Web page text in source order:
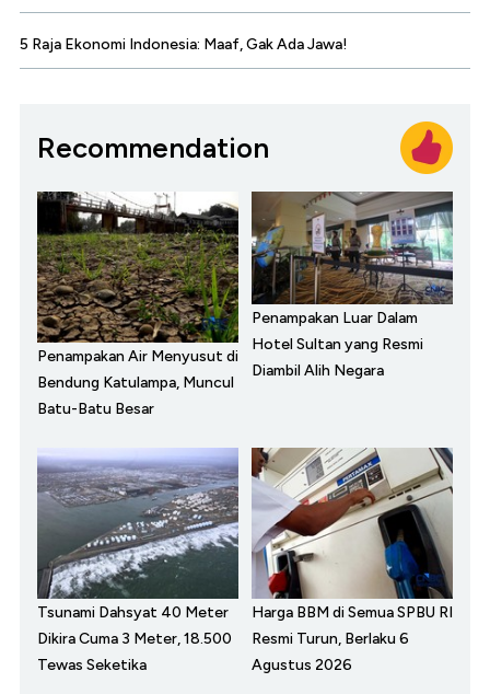
5 Raja Ekonomi Indonesia: Maaf, Gak Ada Jawa!
Recommendation
Penampakan Air Menyusut di
Bendung Katulampa, Muncul
Batu-Batu Besar
Penampakan Luar Dalam
Hotel Sultan yang Resmi
Diambil Alih Negara
Tsunami Dahsyat 40 Meter
Dikira Cuma 3 Meter, 18.500
Tewas Seketika
Harga BBM di Semua SPBU RI
Resmi Turun, Berlaku 6
Agustus 2026